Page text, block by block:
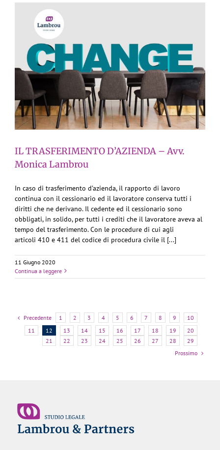
IL TRASFERIMENTO D’AZIENDA – Avv.
Monica Lambrou
In caso di trasferimento d’azienda, il rapporto di lavoro
continua con il cessionario ed il lavoratore conserva tutti i
diritti che ne derivano. Il cedente ed il cessionario sono
obbligati, in solido, per tutti i crediti che il lavoratore aveva al
tempo del trasferimento. Con le procedure di cui agli
articoli 410 e 411 del codice di procedura civile il [...]
11 Giugno 2020
Continua a leggere
Precedente 1 2 3 4 5 6 7 8 9
10
11
12 13 14 15 16 17 18 19
20
21
22 23 24 25 26 27 28
29
Prossimo